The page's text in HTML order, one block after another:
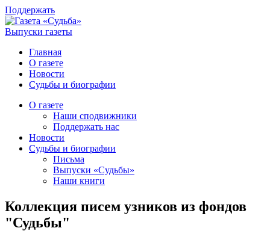
Поддержать
Выпуски газеты
Главная
О газете
Новости
Судьбы и биографии
О газете
Наши сподвижники
Поддержать нас
Новости
Судьбы и биографии
Письма
Выпуски «Судьбы»
Наши книги
Коллекция писем узников из фондов
"Судьбы"